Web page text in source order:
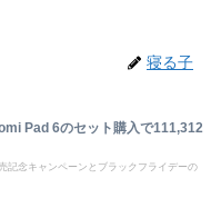
寝る子
Pad 6のセット購入で111,312
記念キャンペーンとブラックフライデーの